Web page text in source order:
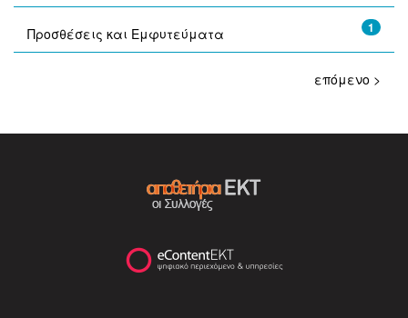
1
Προσθέσεις και Εμφυτεύματα
επόμενο >